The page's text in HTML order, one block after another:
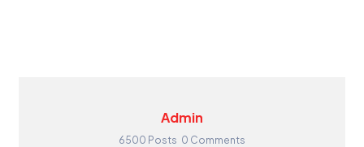
Admin
6500 Posts 0 Comments